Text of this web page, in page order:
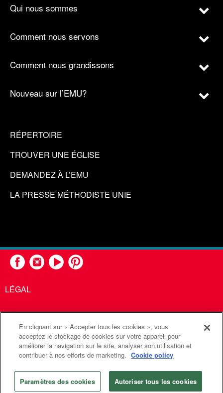
Qui nous sommes
Comment nous servons
Comment nous grandissons
Nouveau sur l’EMU?
RÉPERTOIRE
TROUVER UNE ÉGLISE
DEMANDEZ À L’EMU
LA PRESSE MÉTHODISTE UNIE
LÉGAL
United Methodist Communications est une agence de l'Église
Méthodiste Unie
Communications Méthodistes Unies. Tous droits
réservés
En cliquant sur « Accepter tous les cookies », vous
acceptez le stockage de cookies sur votre appareil pour
améliorer la navigation sur le site, analyser son utilisation et
contribuer à nos efforts de marketing. Cookie policy
Paramètres des cookies Autoriser tous les cookies